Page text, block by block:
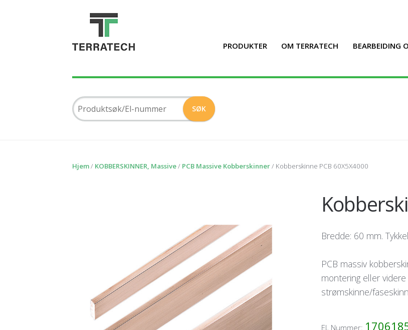
PRODUKTER OM TERRATECH BEARBEIDING
Hjem/ KOBBERSKINNER, Massive/ PCB Massive Kobberskinner/ Kobberskinne PCB 60X5X4000
Bredde: 60 mm.
PCB massiv
montering eller
strømskinne/
EL Nummer: